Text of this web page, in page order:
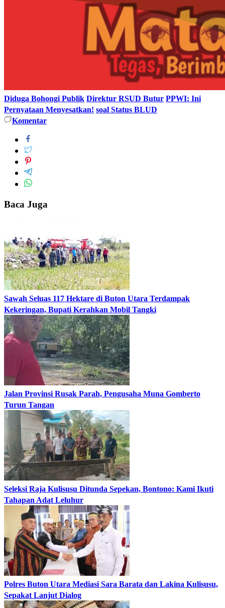
Diduga Bohongi Publik Direktur RSUD Butur PPWI: Ini
Pernyataan Menyesatkan! soal Status BLUD
Komentar
Baca Juga
Sawah Seluas 117 Hektare di Buton Utara Terdampak
Kekeringan, Bupati Kerahkan Mobil Tangki
Jalan Provinsi Rusak Parah, Pengusaha Muna Gomberto
Turun Tangan
Seleksi Raja Kulisusu Ditunda Sepekan, Bontono: Kami Ikuti
Tahapan Adat Leluhur
Polres Buton Utara Mediasi Sara Barata dan Lakina Kulisusu,
Sepakat Lanjut Dialog